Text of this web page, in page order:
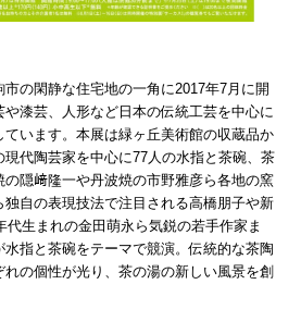
の閑静な住宅地の一角に2017年7月に開
漆芸、人形など日本の伝統工芸を中心に
います。本展は緑ヶ丘美術館の収蔵品か
現代陶芸家を中心に77人の水指と茶碗、茶
の隠﨑隆一や丹波焼の市野雅彦ら各地の窯
自の表現技法で注目される高橋朋子や新
代生まれの金田萌永ら気鋭の若手作家ま
指と茶碗をテーマで競演。伝統的な茶陶
の個性が光り、茶の湯の新しい風景を創